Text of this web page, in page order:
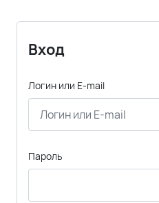
Вход
Логин или E-mail
Пароль